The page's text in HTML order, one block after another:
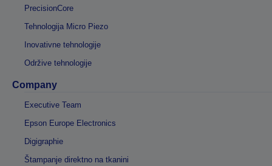
PrecisionCore
Tehnologija Micro Piezo
Inovativne tehnologije
Održive tehnologije
Company
Executive Team
Epson Europe Electronics
Digigraphie
Štampanje direktno na tkanini